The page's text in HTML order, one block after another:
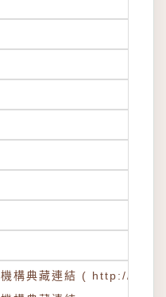
機構典藏連結 ( http://